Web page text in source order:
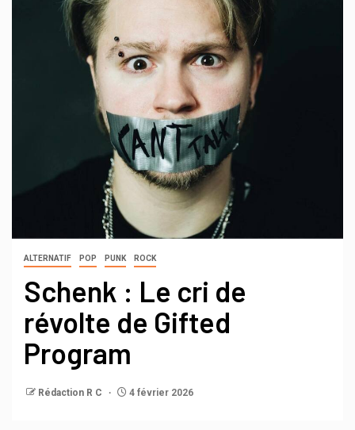
ALTERNATIF POP PUNK ROCK
Schenk : Le cri de
révolte de Gifted
Program
Rédaction R C 4 février 2026